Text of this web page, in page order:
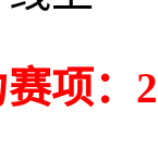
赛项：